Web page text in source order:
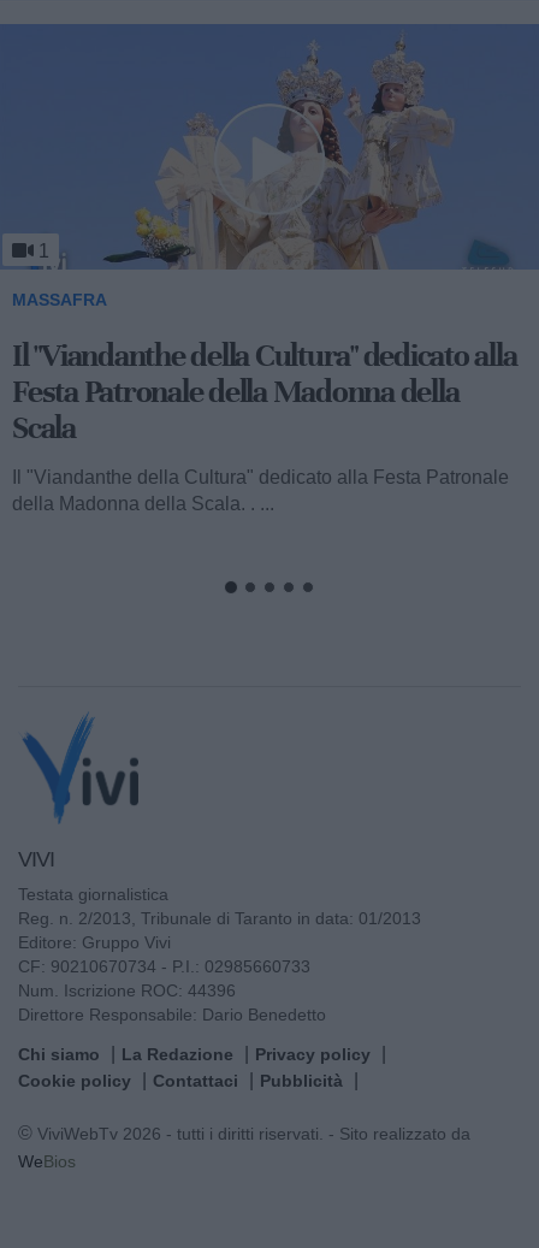
1
MASSAFRA
Viandanthe della Cultura: la "Chiesa
Rupestre della Buona Nuova"
Ecco a voi il terzo speciale del "Viandanthe della Cultura"
dedicato alla Madonna della Scala. Vi porteremo alla
scoperta della "Chiesa...
VIVI
Testata giornalistica
Reg. n. 2/2013, Tribunale di Taranto in data: 01/2013
Editore: Gruppo Vivi
CF: 90210670734 - P.I.: 02985660733
Num. Iscrizione ROC: 44396
Direttore Responsabile: Dario Benedetto
Chi siamo La Redazione
Privacy policy
Cookie policy
Contattaci Pubblicità
© ViviWebTv 2026 - tutti i diritti riservati. - Sito realizzato da
WeBios